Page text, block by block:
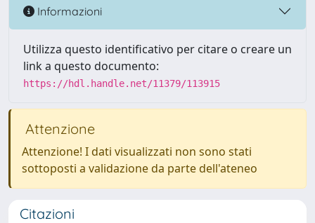
Informazioni
Utilizza questo identificativo per citare o creare un
link a questo documento:
https://hdl.handle.net/11379/113915
Attenzione
Attenzione! I dati visualizzati non sono stati
sottoposti a validazione da parte dell'ateneo
Citazioni